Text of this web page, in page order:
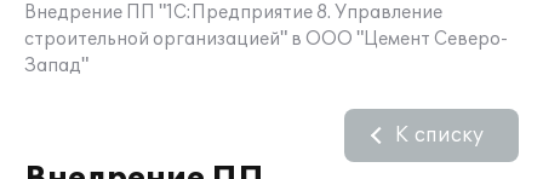
Внедрение ПП "1С:Предприятие 8. Управление
строительной организацией" в ООО "Цемент Северо-
Запад"
К списку